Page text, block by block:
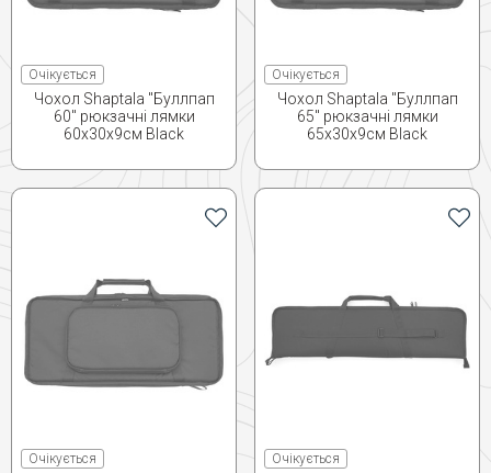
Очікується
Чохол Shaptala "Буллпап
60" рюкзачні лямки
60х30х9см Black
Очікується
Чохол Shaptala "Буллпап
65" рюкзачні лямки
65х30х9см Black
Очікується Очікується